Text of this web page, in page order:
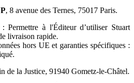
, 8 avenue des Ternes, 75017 Paris.
: Permettre à l'Éditeur d’utiliser Stuart
livraison rapide.
hors UE et garanties spécifiques :
de la Justice, 91940 Gometz-le-Châtel.